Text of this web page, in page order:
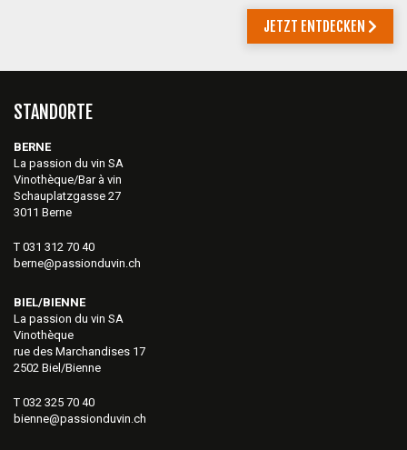
JETZT ENTDECKEN
STANDORTE
BERNE
La passion du vin SA
Vinothèque/Bar à vin
Schauplatzgasse 27
3011 Berne
T 031 312 70 40
berne@passionduvin.ch
BIEL/BIENNE
La passion du vin SA
Vinothèque
rue des Marchandises 17
2502 Biel/Bienne
T 032 325 70 40
bienne@passionduvin.ch